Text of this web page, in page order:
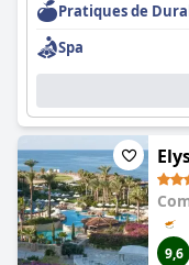
maîtres-nageurs
et offre de
accueillant pour les
programmes de
que le Wi-Fi puisse
aient besoin d'être
l'ensemble leDesert
parfait.
Pratiques de
Spa
9,6